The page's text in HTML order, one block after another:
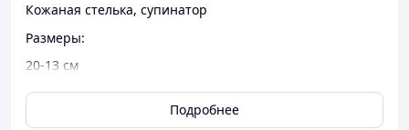
Кожаная стелька, супинатор
Размеры:
20-13 см
21-13,5 см
22-14,3 см
Подробнее